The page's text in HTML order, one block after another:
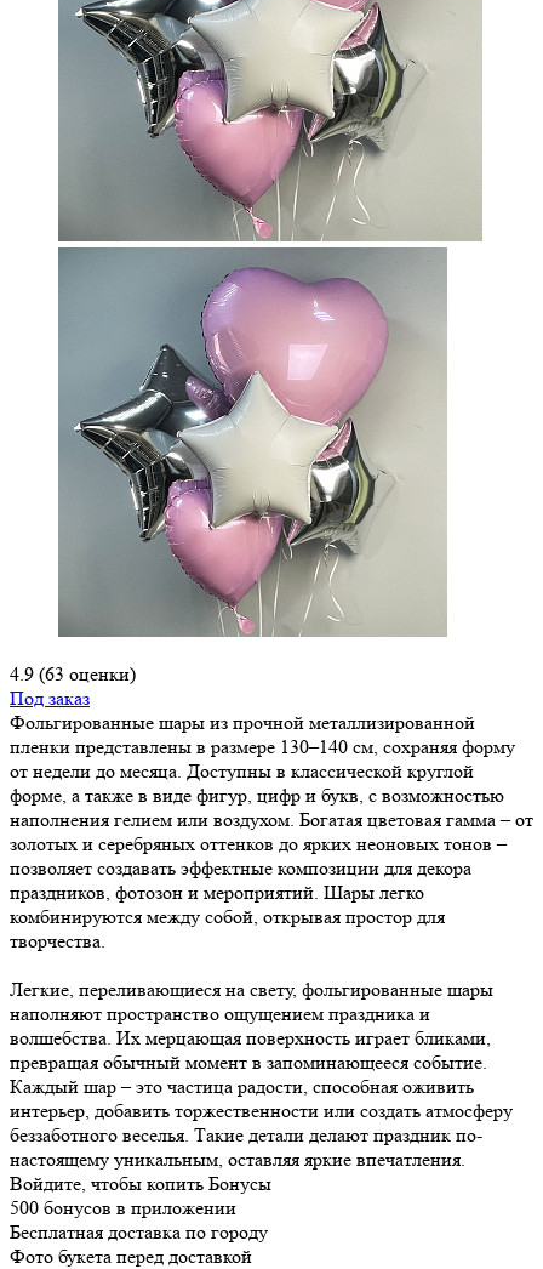
4.9 (63 оценки)
Под заказ
Фольгированные шары из прочной металлизированной
пленки представлены в размере 130–140 см, сохраняя форму
от недели до месяца. Доступны в классической круглой
форме, а также в виде фигур, цифр и букв, с возможностью
наполнения гелием или воздухом. Богатая цветовая гамма – от
золотых и серебряных оттенков до ярких неоновых тонов –
позволяет создавать эффектные композиции для декора
праздников, фотозон и мероприятий. Шары легко
комбинируются между собой, открывая простор для
творчества.
Легкие, переливающиеся на свету, фольгированные шары
наполняют пространство ощущением праздника и
волшебства. Их мерцающая поверхность играет бликами,
превращая обычный момент в запоминающееся событие.
Каждый шар – это частица радости, способная оживить
интерьер, добавить торжественности или создать атмосферу
беззаботного веселья. Такие детали делают праздник по-
настоящему уникальным, оставляя яркие впечатления.
Войдите, чтобы копить Бонусы
500 бонусов в приложении
Бесплатная доставка по городу
Фото букета перед доставкой